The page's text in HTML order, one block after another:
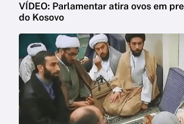
VÍDEO: Parlamentar atira ovos em
do Kosovo